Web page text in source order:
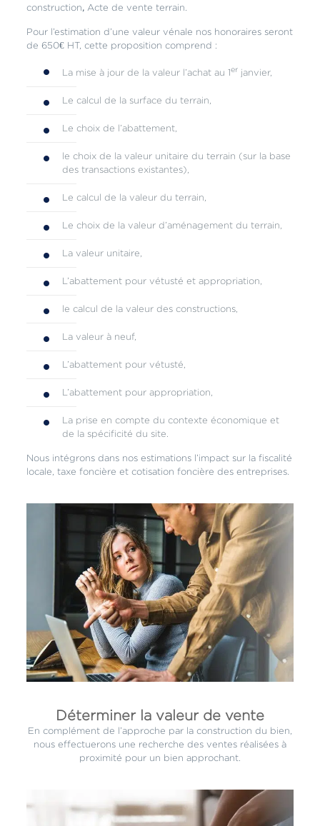
construction, Acte de vente terrain.
Pour l’estimation d’une valeur vénale nos honoraires seront
de 650€ HT, cette proposition comprend :
La mise à jour de la valeur l’achat au 1er janvier,
Le calcul de la surface du terrain,
Le choix de l’abattement,
le choix de la valeur unitaire du terrain (sur la base
des transactions existantes),
Le calcul de la valeur du terrain,
Le choix de la valeur d’aménagement du terrain,
La valeur unitaire,
L’abattement pour vétusté et appropriation,
le calcul de la valeur des constructions,
La valeur à neuf,
L’abattement pour vétusté,
L’abattement pour appropriation,
La prise en compte du contexte économique et
de la spécificité du site.
Nous intégrons dans nos estimations l’impact sur la fiscalité
locale, taxe foncière et cotisation foncière des entreprises.
Déterminer la valeur de vente
En complément de l’approche par la construction du bien,
nous effectuerons une recherche des ventes réalisées à
proximité pour un bien approchant.